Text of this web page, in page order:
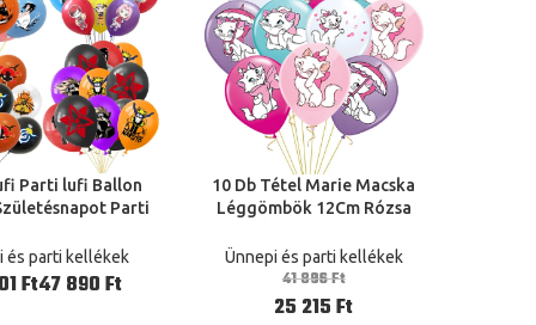
Parti lufi Ballon
Parti
Ajándék
és parti kellékek
Ft Ft
OPCIÓK VÁLASZTÁSA
10 Db Tétel Marie Macska
Léggömbök 12Cm Rózsa
Ballonok Boldog Születésnapi
Parti Lány Rajzfilm Állati
Hobbiból Tartott Játék
Ünnepi és parti kellékek
41 896Ft
25 215Ft